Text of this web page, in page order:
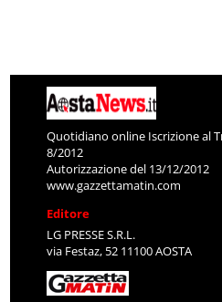
Quotidiano online Iscrizione al
8/2012
Autorizzazione del 13/12/2012
www.gazzettamatin.com
Editore
LG PRESSE S.R.L.
via Festaz, 52 11100 AOSTA